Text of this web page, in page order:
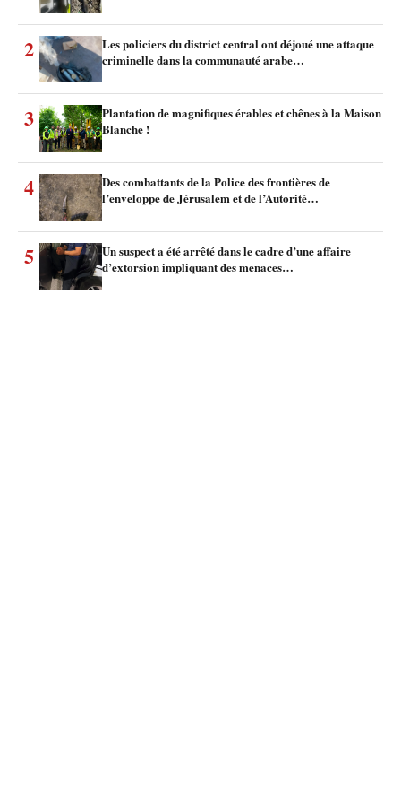
2
Les policiers du district central ont déjoué une attaque
criminelle dans la communauté arabe…
3
Plantation de magnifiques érables et chênes à la Maison
Blanche !
4
Des combattants de la Police des frontières de
l’enveloppe de Jérusalem et de l’Autorité…
5
Un suspect a été arrêté dans le cadre d’une affaire
d’extorsion impliquant des menaces…